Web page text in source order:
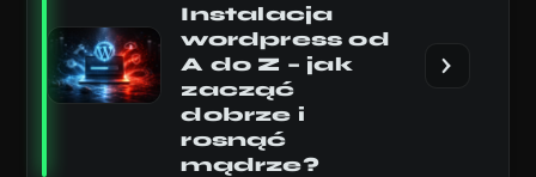
Instalacja
wordpress od
A do Z – jak
zacząć
dobrze i
rosnąć
mądrze?